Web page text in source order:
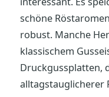
schöne
robust. Manche
klassischem
Druckgussplatten,
alltagstauglicherer